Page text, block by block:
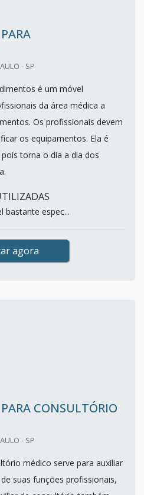
- SP
é um móvel
da área médica a
Os profissionais devem
os equipamentos. Ela é
torna o dia a dia dos
bastante espec...
agora
CONSULTÓRIO
- SP
médico serve para auxiliar
suas funções profissionais,